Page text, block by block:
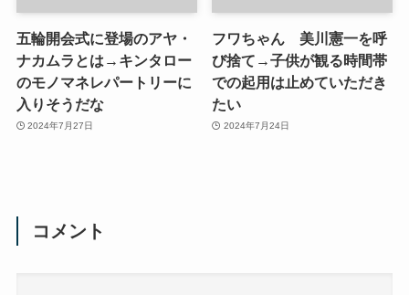
五輪開会式に登場のアヤ・
ナカムラとは→キンタロー
のモノマネレパートリーに
入りそうだな
2024年7月27日
フワちゃん 美川憲一を呼
び捨て→子供が観る時間帯
での起用は止めていただき
たい
2024年7月24日
コメント